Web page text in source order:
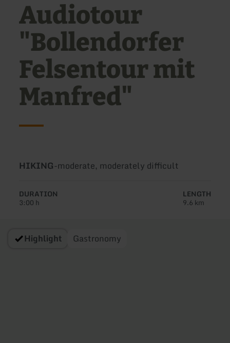
Audiotour
"Bollendorfer
Felsentour mit
Manfred"
Type
tour:
HIKING-Difficulty:
moderate, moderately difficult
DURATION
3:00 h
LENGTH
9.6 km
Highlight Gastronomy